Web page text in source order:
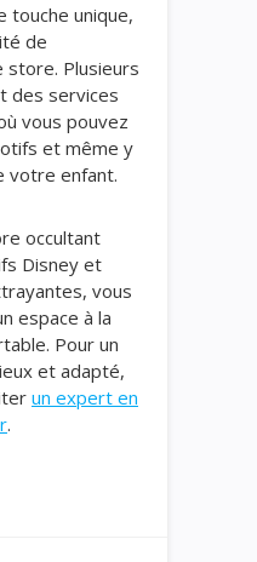
touche unique,
de
store. Plusieurs
des services
vous pouvez
et même y
votre enfant.
occultant
Disney et
vous
espace à la
Pour un
et adapté,
un expert en
.